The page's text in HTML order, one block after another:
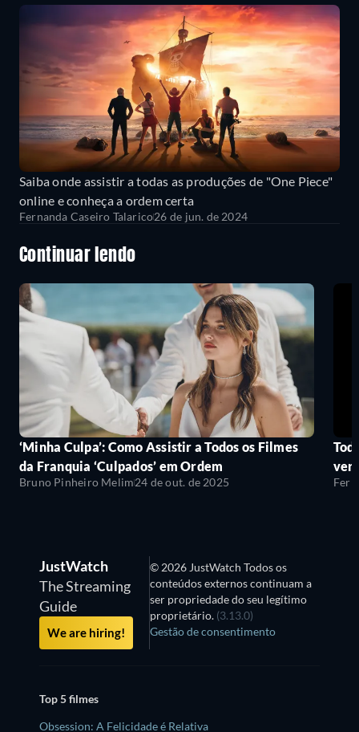
Saiba onde assistir a todas as produções de "One Piece"
online e conheça a ordem certa
Fernanda Caseiro Talarico26 de jun. de 2024
Continuar lendo
‘Minha Culpa’: Como Assistir a Todos os Filmes
da Franquia ‘Culpados’ em Ordem
Bruno Pinheiro Melim24 de out. de 2025
ver
JustWatch
The Streaming
Guide
We are hiring!
© 2026 JustWatch Todos os
conteúdos externos continuam a
ser propriedade do seu legítimo
proprietário. (3.13.0)
Gestão de consentimento
Top 5 filmes
Obsession: A Felicidade é Relativa